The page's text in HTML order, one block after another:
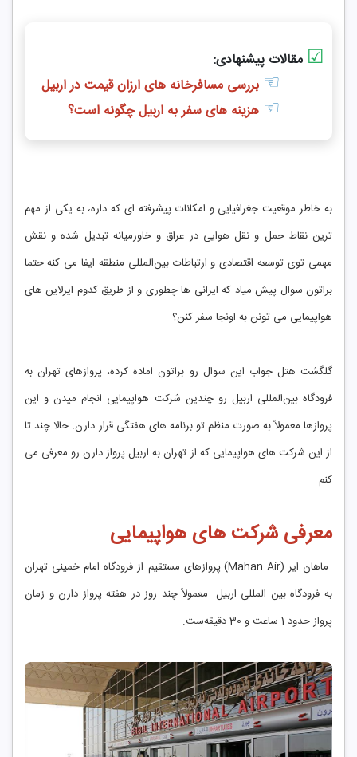
☑ مقالات پیشنهادی:
☜ بررسی مسافرخانه های ارزان قیمت در اربیل
☜ هزینه های سفر به اربیل چگونه است؟
به خاطر موقعیت جغرافیایی و امکانات پیشرفته ‌ای که داره، به یکی از مهم‌
ترین نقاط حمل و نقل هوایی در عراق و خاورمیانه تبدیل شده و نقش
مهمی توی توسعه اقتصادی و ارتباطات بین‌المللی منطقه ایفا می ‌کنه.حتما
براتون سوال پیش میاد که ایرانی ها چطوری و از طریق کدوم ایرلاین های
هواپیمایی می تونن به اونجا سفر کنن؟
گلگشت هتل جواب این سوال رو براتون اماده کرده، پروازهای تهران به
فرودگاه بین‌المللی اربیل رو چندین شرکت هواپیمایی انجام میدن و این
پروازها معمولاً به صورت منظم تو برنامه ‌های هفتگی قرار دارن. حالا چند تا
از این شرکت ‌های هواپیمایی که از تهران به اربیل پرواز دارن رو معرفی می
‌کنم:
معرفی شرکت های هواپیمایی
ماهان ایر (Mahan Air) پروازهای مستقیم از فرودگاه امام خمینی تهران
به فرودگاه بین ‌المللی اربیل. معمولاً چند روز در هفته پرواز دارن و زمان
پرواز حدود 1 ساعت و 30 دقیقه‌ست.